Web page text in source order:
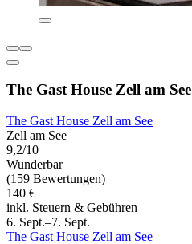
The Gast House Zell am See
The Gast House Zell am See
Zell am See
9,2/10
Wunderbar
(159 Bewertungen)
140 €
inkl. Steuern & Gebühren
6. Sept.–7. Sept.
The Gast House Zell am See